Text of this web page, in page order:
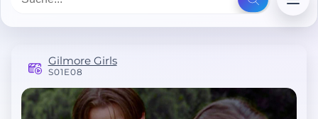
Gilmore Girls
S01E08